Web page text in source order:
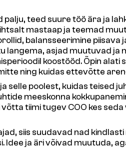
teed suure töö ära ja
mastaap ja teemad
balansseerimine piisava
asjad muutuvad ja
koostööd. Õpin alati
ning kuidas ettevõtte
poolest, kuidas teised
meeskonna
tiimi tugev COO kes seda
siis suudavad nad
ja äri võivad muutuda,